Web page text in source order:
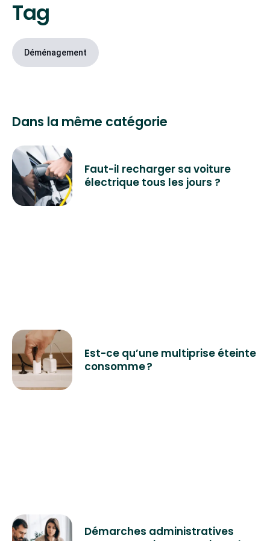
d’éventuelles promotions sur l’une ou l’autre
Tag
Déménagement
Dans la même catégorie
Faut-il recharger sa voiture
électrique tous les jours ?
Est-ce qu’une multiprise éteinte
consomme ?
Démarches administratives